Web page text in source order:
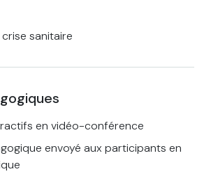
sanitaire
en vidéo-conférence
envoyé aux participants en